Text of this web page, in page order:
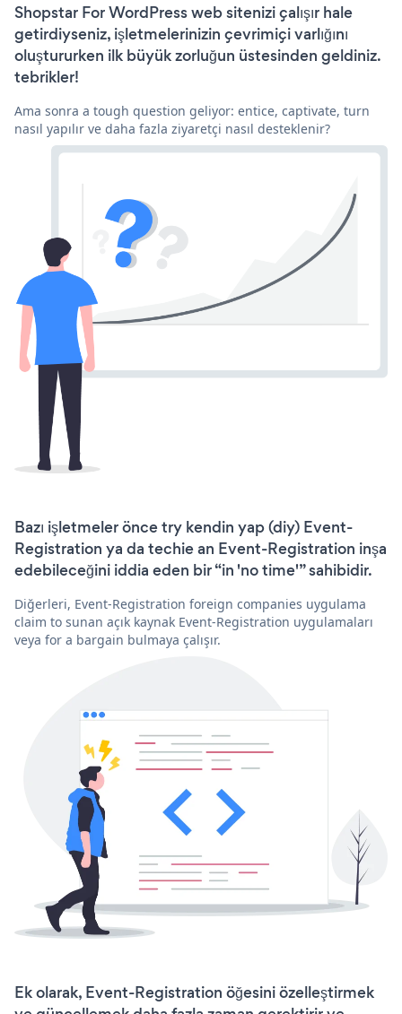
Shopstar For WordPress web sitenizi çalışır hale
getirdiyseniz, işletmelerinizin çevrimiçi varlığını
oluştururken ilk büyük zorluğun üstesinden geldiniz.
tebrikler!
Ama sonra a tough question geliyor: entice, captivate, turn
nasıl yapılır ve daha fazla ziyaretçi nasıl desteklenir?
Bazı işletmeler önce try kendin yap (diy) Event-
Registration ya da techie an Event-Registration inşa
edebileceğini iddia eden bir “in 'no time'” sahibidir.
Diğerleri, Event-Registration foreign companies uygulama
claim to sunan açık kaynak Event-Registration uygulamaları
veya for a bargain bulmaya çalışır.
Ek olarak, Event-Registration öğesini özelleştirmek